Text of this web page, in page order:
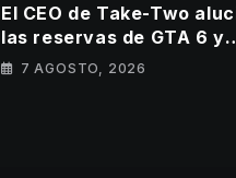
El CEO de Take-Two
las reservas de GTA 6 y
actualizamos cifra de
7 AGOSTO, 2026